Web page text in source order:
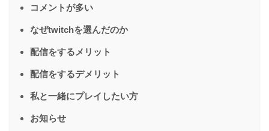
コメントが多い
なぜtwitchを選んだのか
配信をするメリット
配信をするデメリット
私と一緒にプレイしたい方
お知らせ